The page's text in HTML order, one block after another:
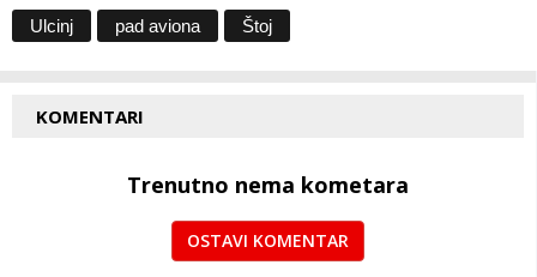
Ulcinj pad aviona Štoj
KOMENTARI
Trenutno nema kometara
OSTAVI KOMENTAR